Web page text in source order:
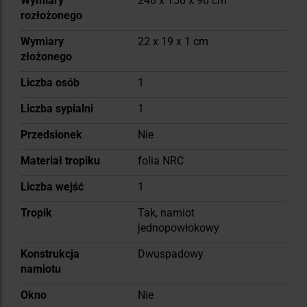
rozłożonego
Wymiary
złożonego
22 x 19 x 1 cm
Liczba osób
1
Liczba sypialni
1
Przedsionek
Nie
Materiał tropiku
folia NRC
Liczba wejść
1
Tropik
Tak, namiot
jednopowłokowy
Konstrukcja
namiotu
Dwuspadowy
Okno Nie